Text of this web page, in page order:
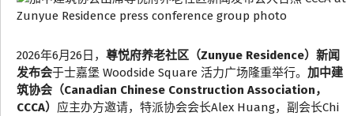
2026年6月26日， 尊悦府养老社区（Zunyue Residence）新闻
发布会于士嘉堡 Woodside Square 活力广场隆重举行。 加中建
筑协会（Canadian Chinese Construction Association，
CCCA） 应主办方邀请，特派协会会长Alex Huang，副会长Chi